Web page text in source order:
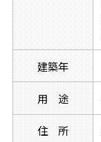
建築年
用 途
住 所